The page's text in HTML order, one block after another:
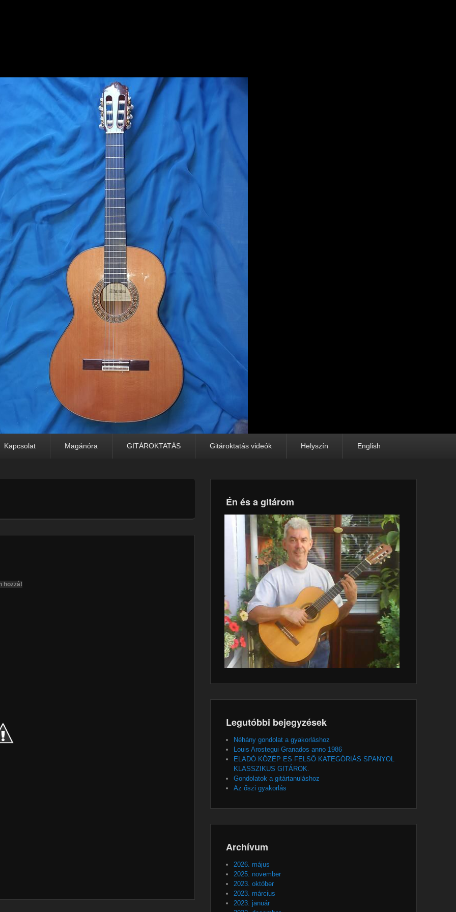
Kapcsolat Magánóra GITÁROKTATÁS Gitároktatás videók Helyszín English
hozzá!
Én és a gitárom
Legutóbbi bejegyzések
Néhány gondolat a gyakorláshoz
Louis Arostegui Granados anno 1986
ELADÓ KÖZÉP ES FELSŐ KATEGÓRIÁS SPANYOL
KLASSZIKUS GITÁROK.
Gondolatok a gitártanuláshoz
Az őszi gyakorlás
Archívum
2026. május
2025. november
2023. október
2023. március
2023. január